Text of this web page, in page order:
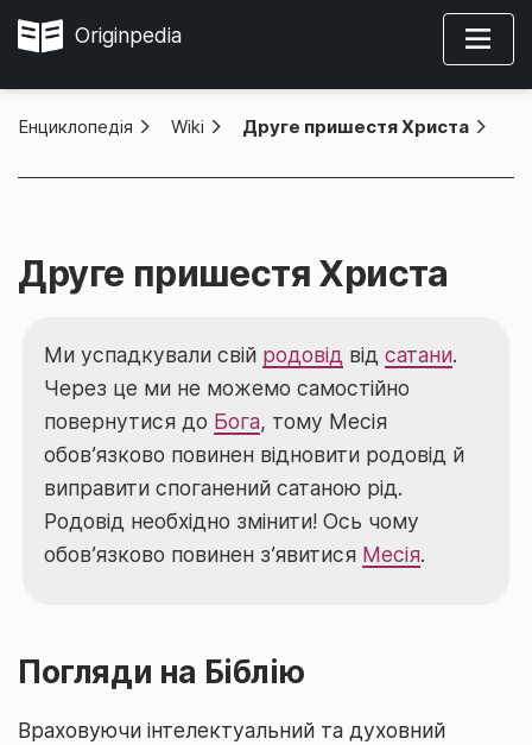
Originpedia
Енциклопедія Wiki Друге пришестя Христа
Друге пришестя Христа
Ми успадкували свій родовід від сатани.
Через це ми не можемо самостійно
повернутися до Бога, тому Месія
обов’язково повинен відновити родовід й
виправити споганений сатаною рід.
Родовід необхідно змінити! Ось чому
обов’язково повинен з’явитися Месія.
Погляди на Біблію
Враховуючи інтелектуальний та духовний